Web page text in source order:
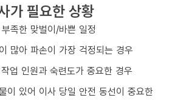
가 필요한 상황
족한 맞벌이/바쁜 일정
많아 파손이 가장 걱정되는 경우
업 인원과 숙련도가 중요한 경우
이 있어 이사 당일 안전 동선이 중요한